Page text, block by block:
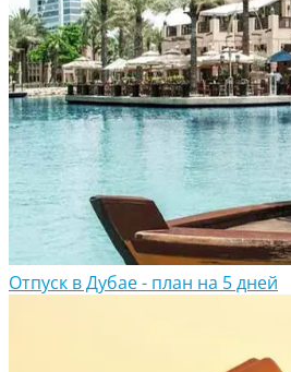
Отпуск в Дубае - план на 5 дней